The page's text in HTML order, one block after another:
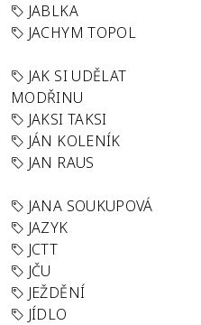
JABLKA
JACHYM TOPOL
JAK SI UDĚLAT
MODŘINU
JAKSI TAKSI
JÁN KOLENÍK
JAN RAUS
JANA SOUKUPOVÁ
JAZYK
JCTT
JČU
JEŽDĚNÍ
JÍDLO